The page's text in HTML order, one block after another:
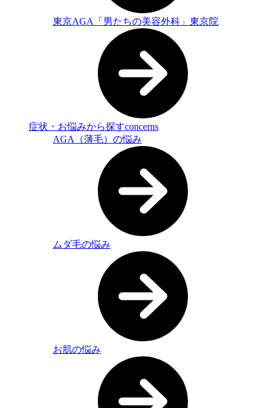
東京AGA「男たちの美容外科」東京院
症状・お悩みから探すconcerns
AGA（薄毛）の悩み
ムダ毛の悩み
お肌の悩み